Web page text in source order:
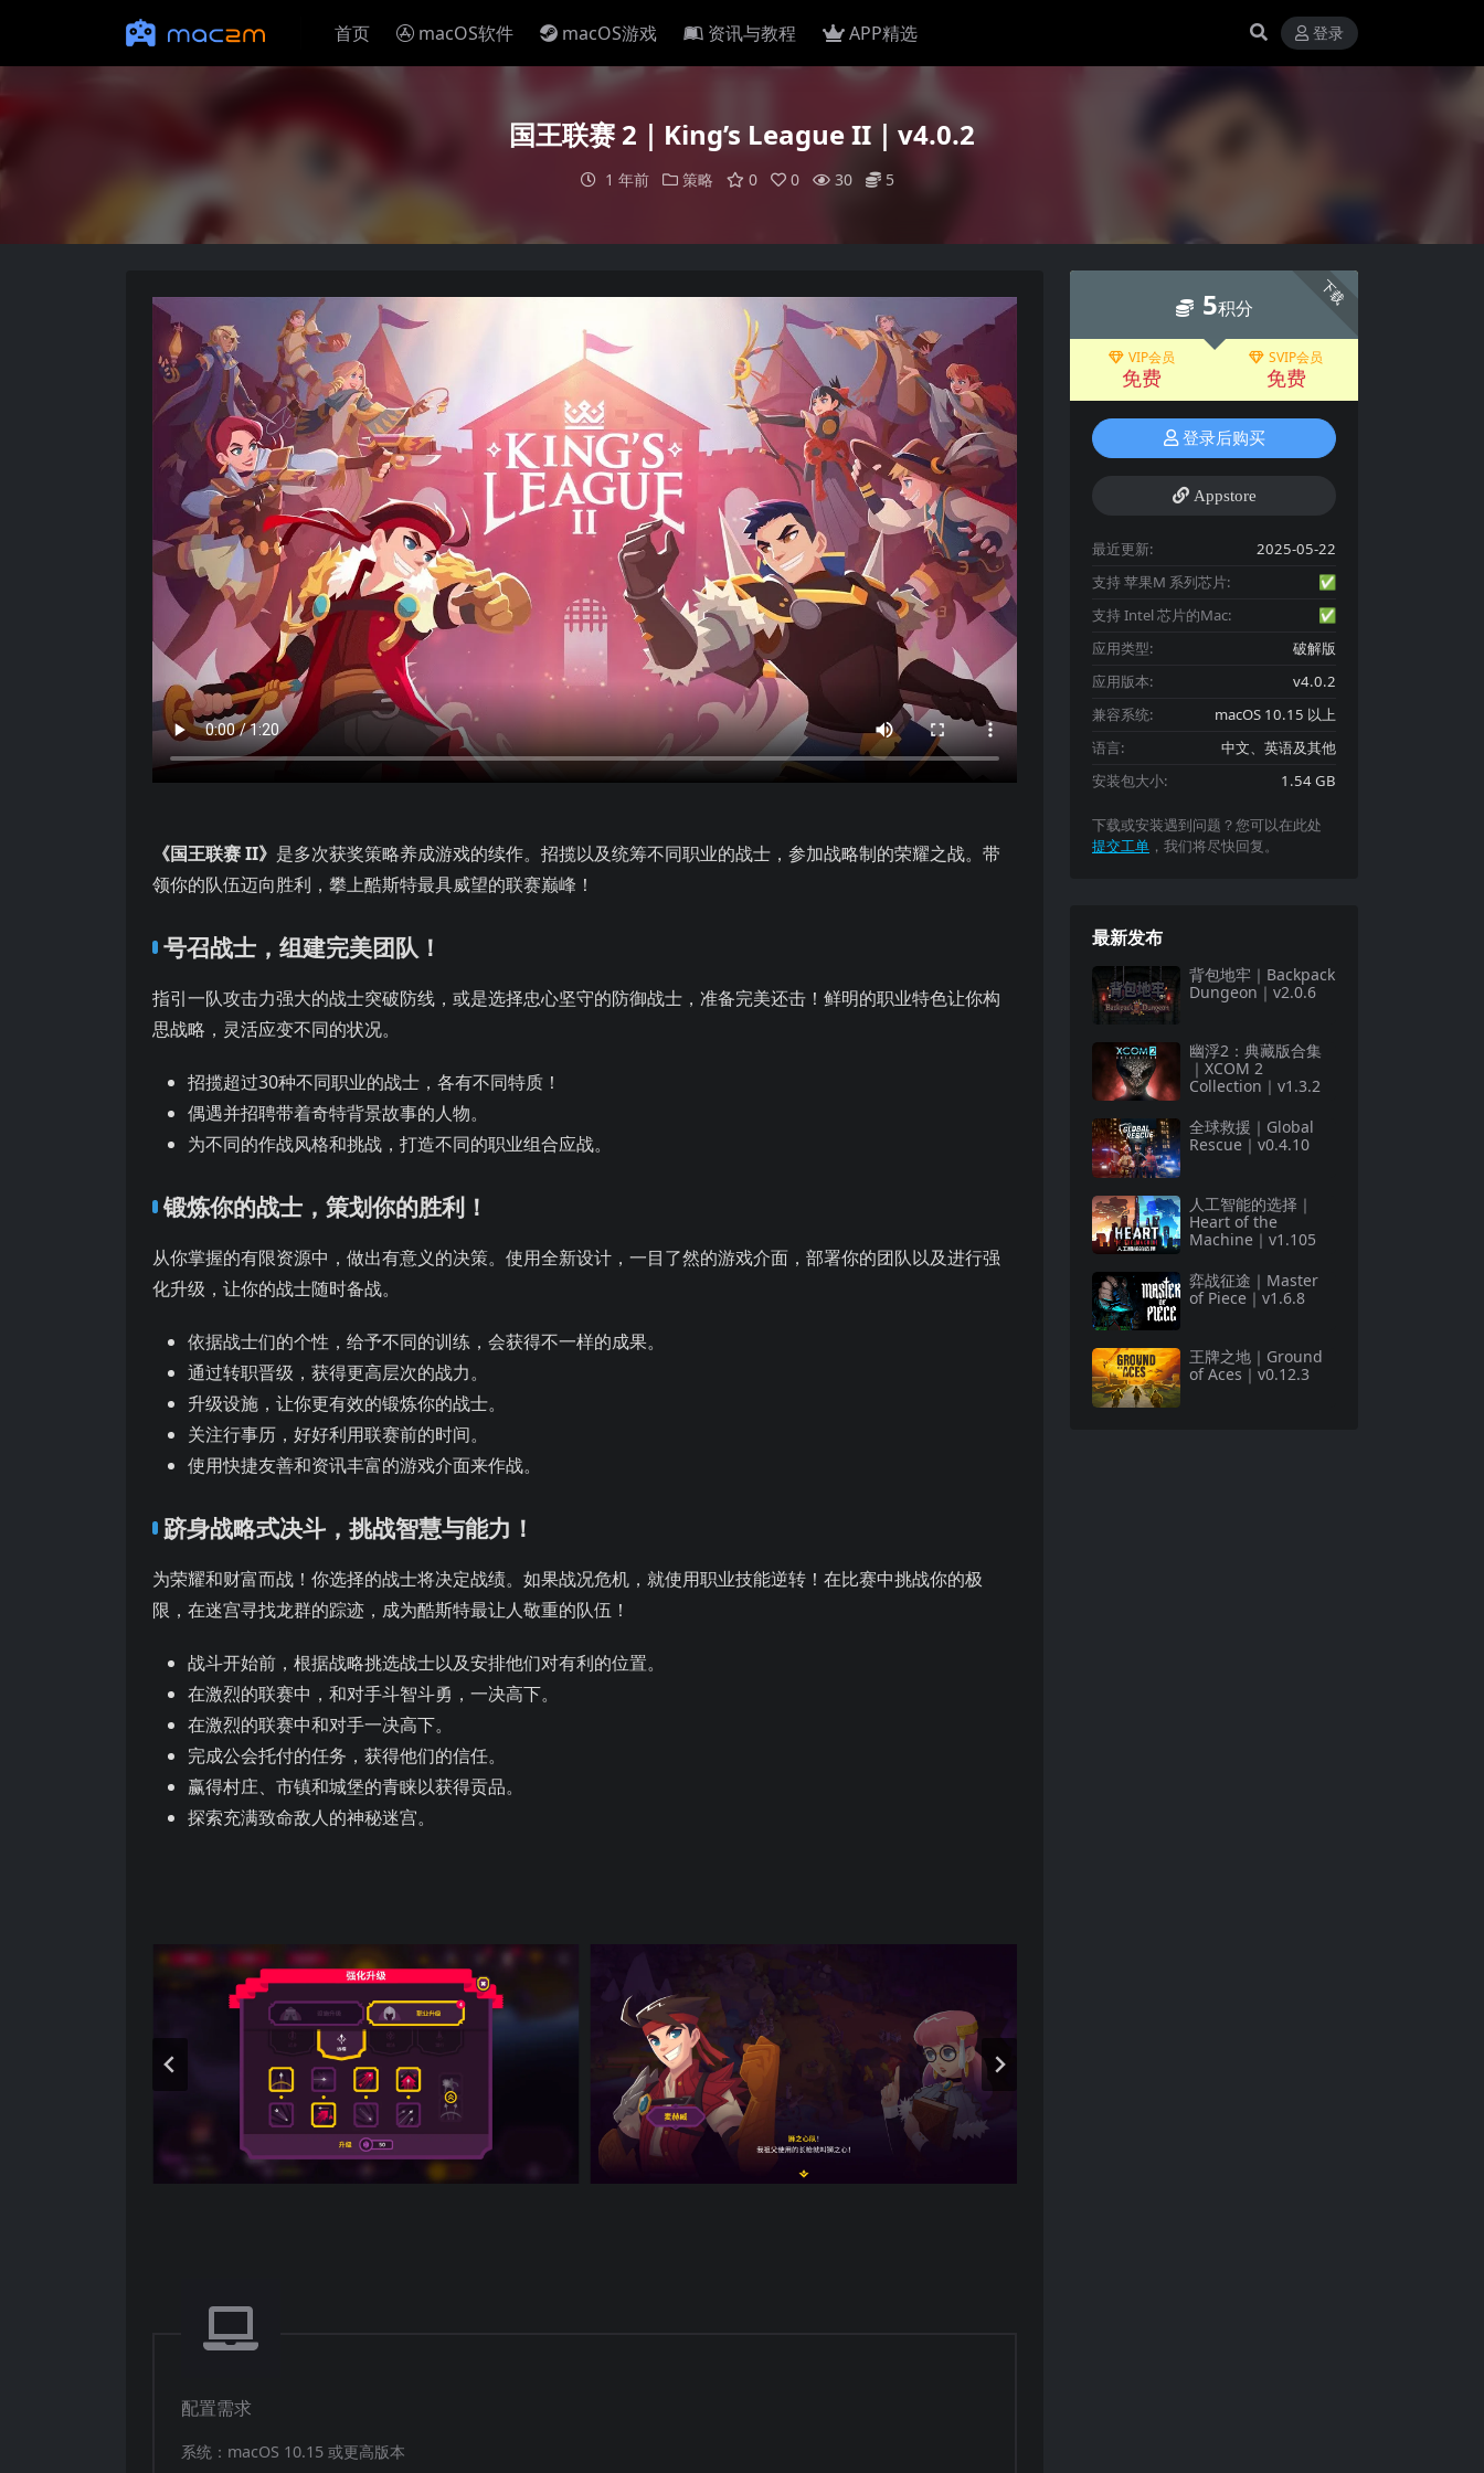
首页 macOS软件 macOS游戏 资讯与教程 APP精选 登录
国王联赛 2｜King’s League II｜v4.0.2
1 年前 策略 0 0 30 5
《国王联赛 II》 是多次获奖策略养成游戏的续作。招揽以及统筹不同职业的战士，参加战略制的荣耀之战。带
领你的队伍迈向胜利，攀上酷斯特最具威望的联赛巅峰！
号召战士，组建完美团队！
指引一队攻击力强大的战士突破防线，或是选择忠心坚守的防御战士，准备完美还击！鲜明的职业特色让你构
思战略，灵活应变不同的状况。
招揽超过30种不同职业的战士，各有不同特质！
偶遇并招聘带着奇特背景故事的人物。
为不同的作战风格和挑战，打造不同的职业组合应战。
锻炼你的战士，策划你的胜利！
从你掌握的有限资源中，做出有意义的决策。使用全新设计，一目了然的游戏介面，部署你的团队以及进行强
化升级，让你的战士随时备战。
依据战士们的个性，给予不同的训练，会获得不一样的成果。
通过转职晋级，获得更高层次的战力。
升级设施，让你更有效的锻炼你的战士。
关注行事历，好好利用联赛前的时间。
使用快捷友善和资讯丰富的游戏介面来作战。
跻身战略式决斗，挑战智慧与能力！
为荣耀和财富而战！你选择的战士将决定战绩。如果战况危机，就使用职业技能逆转！在比赛中挑战你的极
限，在迷宫寻找龙群的踪迹，成为酷斯特最让人敬重的队伍！
战斗开始前，根据战略挑选战士以及安排他们对有利的位置。
在激烈的联赛中，和对手斗智斗勇，一决高下。
在激烈的联赛中和对手一决高下。
完成公会托付的任务，获得他们的信任。
赢得村庄、市镇和城堡的青睐以获得贡品。
探索充满致命敌人的神秘迷宫。
配置需求
系统：macOS 10.15 或更高版本
下载
5积分
VIP会员
免费
SVIP会员
免费
登录后购买
Appstore
最近更新:
2025-05-22
支持 苹果M 系列芯片:
✅
支持 Intel 芯片的Mac:
✅
应用类型:
破解版
应用版本:
v4.0.2
兼容系统:
macOS 10.15 以上
语言:
中文、英语及其他
安装包大小:
1.54 GB
下载或安装遇到问题？您可以在此处
提交工单 ，我们将尽快回复。
最新发布
背包地牢｜Backpack
Dungeon｜v2.0.6
幽浮2：典藏版合集
｜XCOM 2
Collection｜v1.3.2
全球救援｜Global
Rescue｜v0.4.10
人工智能的选择｜
Heart of the
Machine｜v1.105
弈战征途｜Master
of Piece｜v1.6.8
王牌之地｜Ground
of Aces｜v0.12.3